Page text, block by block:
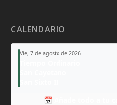
CALENDARIO
Vie, 7 de agosto de 2026
📅 Añade todo a tu